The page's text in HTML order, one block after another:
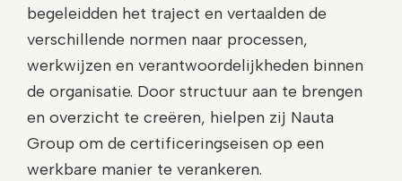
begeleidden het traject en vertaalden de
verschillende normen naar processen,
werkwijzen en verantwoordelijkheden binnen
de organisatie. Door structuur aan te brengen
en overzicht te creëren, hielpen zij Nauta
Group om de certificeringseisen op een
werkbare manier te verankeren.